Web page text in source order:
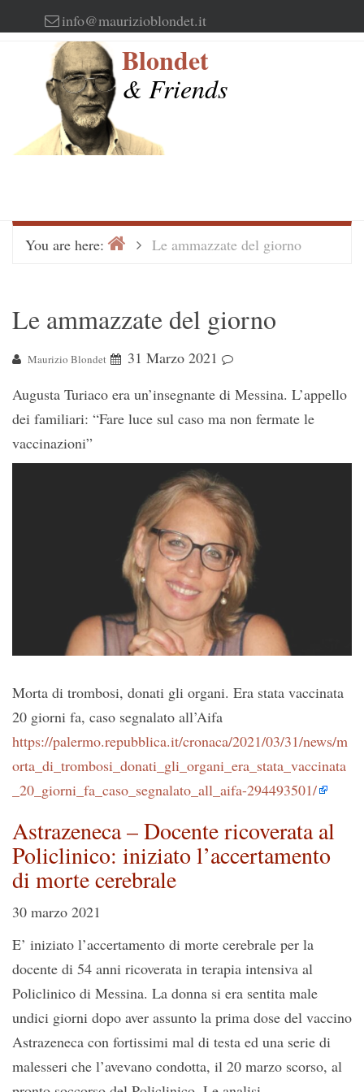
to
info@maurizioblondet.it
Blondet
& Friends
You are here: HomeLe ammazzate del giorno
Le ammazzate del giorno
Maurizio Blondet
31 Marzo 2021
Augusta Turiaco era un’insegnante di Messina. L’appello
dei familiari: “Fare luce sul caso ma non fermate le
vaccinazioni”
Morta di trombosi, donati gli organi. Era stata vaccinata
20 giorni fa, caso segnalato all’Aifa
https://palermo.repubblica.it/cronaca/2021/03/31/news/m
orta_di_trombosi_donati_gli_organi_era_stata_vaccinata
_20_giorni_fa_caso_segnalato_all_aifa-294493501/
Astrazeneca – Docente ricoverata al
Policlinico: iniziato l’accertamento
di morte cerebrale
30 marzo 2021
E’ iniziato l’accertamento di morte cerebrale per la
docente di 54 anni ricoverata in terapia intensiva al
Policlinico di Messina. La donna si era sentita male
undici giorni dopo aver assunto la prima dose del vaccino
Astrazeneca con fortissimi mal di testa ed una serie di
malesseri che l’avevano condotta, il 20 marzo scorso, al